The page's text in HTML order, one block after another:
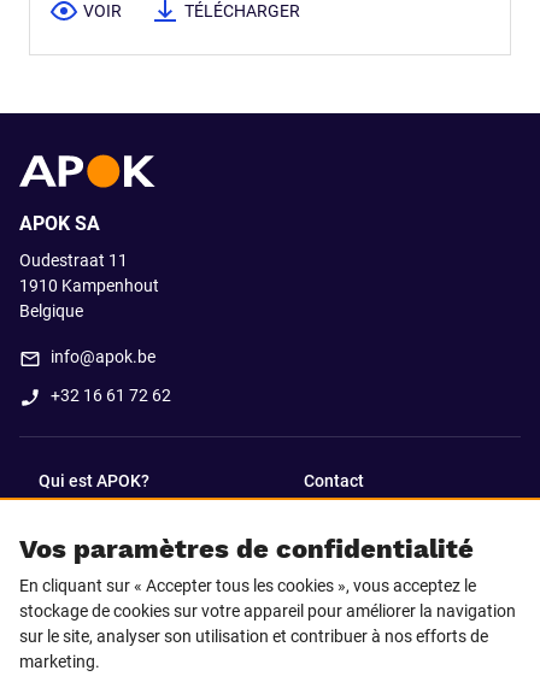
VOIR TÉLÉCHARGER
Vos paramètres de confidentialité
En cliquant sur « Accepter tous les cookies », vous acceptez le
stockage de cookies sur votre appareil pour améliorer la navigation
sur le site, analyser son utilisation et contribuer à nos efforts de
marketing.
APOK SA
Oudestraat 11
1910 Kampenhout
Belgique
info@apok.be
+32 16 61 72 62
Qui est APOK? Contact
SUIVEZ-NOUS SUR
Facebook LinkedIn